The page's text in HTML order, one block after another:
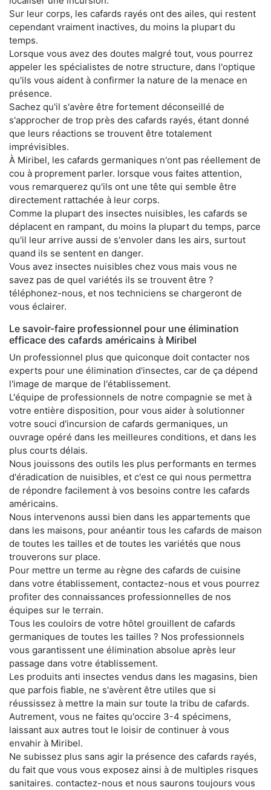
Sur leur corps, les cafards rayés ont des ailes, qui restent
cependant vraiment inactives, du moins la plupart du
temps.
Lorsque vous avez des doutes malgré tout, vous pourrez
appeler les spécialistes de notre structure, dans l'optique
qu'ils vous aident à confirmer la nature de la menace en
présence.
Sachez qu'il s'avère être fortement déconseillé de
s'approcher de trop près des cafards rayés, étant donné
que leurs réactions se trouvent être totalement
imprévisibles.
À Miribel, les cafards germaniques n'ont pas réellement de
cou à proprement parler. lorsque vous faites attention,
vous remarquerez qu'ils ont une tête qui semble être
directement rattachée à leur corps.
Comme la plupart des insectes nuisibles, les cafards se
déplacent en rampant, du moins la plupart du temps, parce
qu'il leur arrive aussi de s'envoler dans les airs, surtout
quand ils se sentent en danger.
Vous avez insectes nuisibles chez vous mais vous ne
savez pas de quel variétés ils se trouvent être ?
téléphonez-nous, et nos techniciens se chargeront de
vous éclairer.
Le savoir-faire professionnel pour une élimination
efficace des cafards américains à Miribel
Un professionnel plus que quiconque doit contacter nos
experts pour une élimination d'insectes, car de ça dépend
l'image de marque de l'établissement.
L'équipe de professionnels de notre compagnie se met à
votre entière disposition, pour vous aider à solutionner
votre souci d'incursion de cafards germaniques, un
ouvrage opéré dans les meilleures conditions, et dans les
plus courts délais.
Nous jouissons des outils les plus performants en termes
d'éradication de nuisibles, et c'est ce qui nous permettra
de répondre facilement à vos besoins contre les cafards
américains.
Nous intervenons aussi bien dans les appartements que
dans les maisons, pour anéantir tous les cafards de maison
de toutes les tailles et de toutes les variétés que nous
trouverons sur place.
Pour mettre un terme au règne des cafards de cuisine
dans votre établissement, contactez-nous et vous pourrez
profiter des connaissances professionnelles de nos
équipes sur le terrain.
Tous les couloirs de votre hôtel grouillent de cafards
germaniques de toutes les tailles ? Nos professionnels
vous garantissent une élimination absolue après leur
passage dans votre établissement.
Les produits anti insectes vendus dans les magasins, bien
que parfois fiable, ne s'avèrent être utiles que si
réussissez à mettre la main sur toute la tribu de cafards.
Autrement, vous ne faites qu'occire 3-4 spécimens,
laissant aux autres tout le loisir de continuer à vous
envahir à Miribel.
Ne subissez plus sans agir la présence des cafards rayés,
du fait que vous vous exposez ainsi à de multiples risques
sanitaires. contactez-nous et nous saurons toujours vous